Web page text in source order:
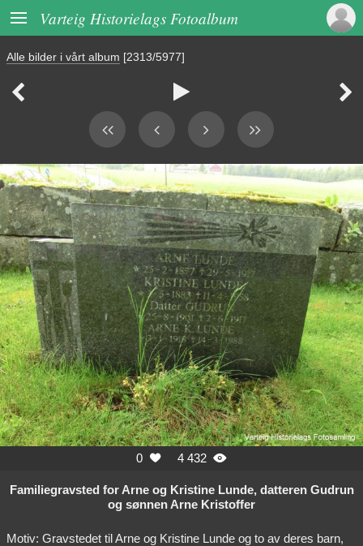
 Varteig Historielags Fotoalbum
Alle bilder i vårt album [2313/5977]
  
0  4 432 
Familiegravsted for Arne og Kristine Lunde, datteren Gudrun
og sønnen Arne Kristoffer
Motiv: Gravstedet til Arne og Kristine Lunde og to av deres barn,